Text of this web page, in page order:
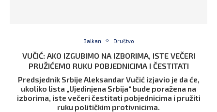
Balkan Društvo
VUČIĆ: AKO IZGUBIMO NA IZBORIMA, ISTE VEČERI
PRUŽIĆEMO RUKU POBJEDNICIMA I ČESTITATI
Predsjednik Srbije Aleksandar Vučić izjavio je da će,
ukoliko lista „Ujedinjena Srbija“ bude poražena na
izborima, iste večeri čestitati pobjednicima i pružiti
ruku političkim protivnicima.